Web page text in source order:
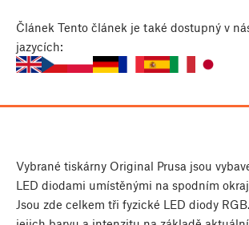
Článek Tento článek je také dostupný v
jazycích:
Vybrané tiskárny Original Prusa jsou
LED diodami umístěnými na spodním
Jsou zde celkem tři fyzické LED diody